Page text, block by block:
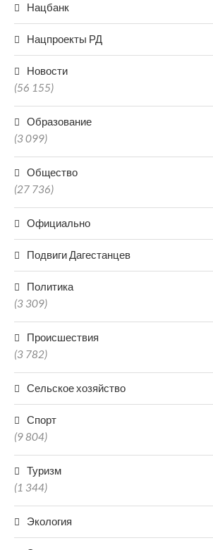
Нацбанк
Нацпроекты РД
Новости
(56 155)
Образование
(3 099)
Общество
(27 736)
Официально
Подвиги Дагестанцев
Политика
(3 309)
Происшествия
(3 782)
Сельское хозяйство
Спорт
(9 804)
Туризм
(1 344)
Экология